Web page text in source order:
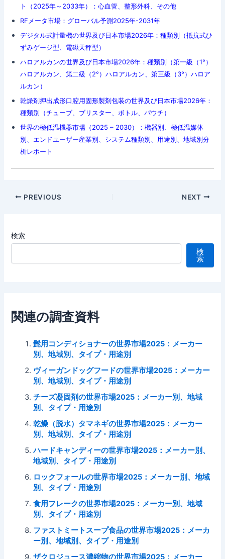
ト（2025年～2033年）：心血管、整形外科、その他
RFメータ市場：グローバル予測2025年-2031年
デジタル式計量機の世界及び日本市場2026年：種類別（抵抗式ひ
ずみゲージ型、電磁天秤型）
ハロアルカンの世界及び日本市場2026年：種類別（第一級（1°）
ハロアルカン、第二級（2°）ハロアルカン、第三級（3°）ハロア
ルカン）
乾燥剤押出成形口腔用固形製剤包装の世界及び日本市場2026年：
種類別（チューブ、ブリスター、ボトル、パウチ）
世界の極低温機器市場（2025 – 2030）：機器別、極低温媒体
別、エンドユーザー産業別、システム種類別、用途別、地域別分
析レポート
Post
PREVIOUS NEXT
検索
検
索
関連の調査資料
髭用コンディショナーの世界市場2025：メーカー
別、地域別、タイプ・用途別
ヴィーガンドッグフードの世界市場2025：メーカー
別、地域別、タイプ・用途別
チーズ凝固剤の世界市場2025：メーカー別、地域
別、タイプ・用途別
乾燥（脱水）タマネギの世界市場2025：メーカー
別、地域別、タイプ・用途別
ハードキャンディーの世界市場2025：メーカー別、
地域別、タイプ・用途別
ロックフォールの世界市場2025：メーカー別、地域
別、タイプ・用途別
食用フレークの世界市場2025：メーカー別、地域
別、タイプ・用途別
ファストミートスープ食品の世界市場2025：メーカ
ー別、地域別、タイプ・用途別
ザクロジュース濃縮物の世界市場2025：メーカー